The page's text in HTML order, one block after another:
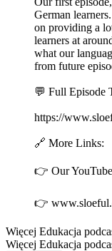
German
on providing a
learners at
what our
from future
💬 Full Episode
https://
🔗 More Links:
👉 Our
👉
Więcej Edukacja
Więcej Edukacja